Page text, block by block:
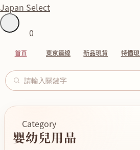
Japan Select
0
首頁 東京連線 新品現貨 特價
Category
嬰幼兒用品